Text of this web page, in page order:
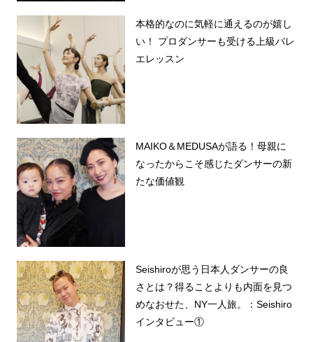
本格的なのに気軽に通えるのが嬉し
い！ プロダンサーも受ける上級バレ
エレッスン
MAIKO＆MEDUSAが語る！母親に
なったからこそ感じたダンサーの新
たな価値観
Seishiroが思う日本人ダンサーの良
さとは？得ることよりも内面を見つ
めなおせた、NY一人旅。：Seishiro
インタビュー①